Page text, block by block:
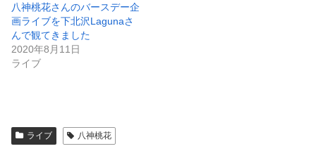
八神桃花さんのバースデー企
画ライブを下北沢Lagunaさ
んで観てきました
2020年8月11日
ライブ
ライブ 八神桃花